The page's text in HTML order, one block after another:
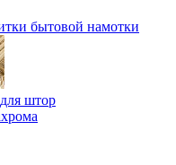
бытовой намотки
штор